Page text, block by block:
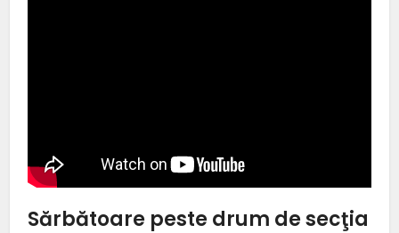
Sărbătoare peste drum de secţia